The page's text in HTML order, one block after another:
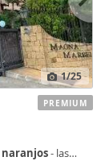
1/25
naranjos- las
PREMIUM